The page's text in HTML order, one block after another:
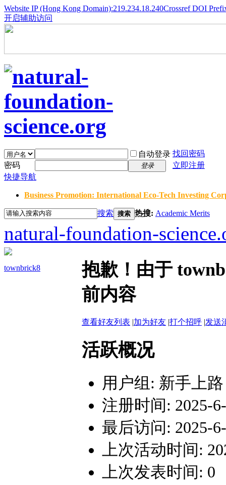
Website IP (Hong Kong Domain):219.234.18.240Crossref DOI
开启辅助访问
自动登录 找回密码
密码
登录
立即注册
快捷导航
Business Promotion: International Eco-Tech Investing
搜索 搜索 热搜: Academic Merits
natural-foundation-
townbrick8
抱歉！由于
前内容
查看好友列表 |加为好友 |打个招呼 |发送
活跃概况
用户组: 新手上路
注册时间: 2025-
最后访问: 2025-
上次活动时间:
上次发表时间: 0